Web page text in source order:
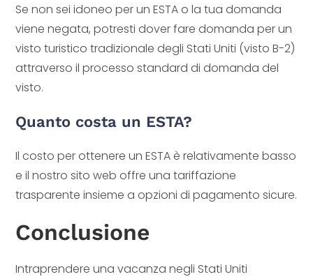
Se non sei idoneo per un ESTA o la tua domanda
viene negata, potresti dover fare domanda per un
visto turistico tradizionale degli Stati Uniti (visto B-2)
attraverso il processo standard di domanda del
visto.
Quanto costa un ESTA?
Il costo per ottenere un ESTA è relativamente basso
e il nostro sito web offre una tariffazione
trasparente insieme a opzioni di pagamento sicure.
Conclusione
Intraprendere una vacanza negli Stati Uniti